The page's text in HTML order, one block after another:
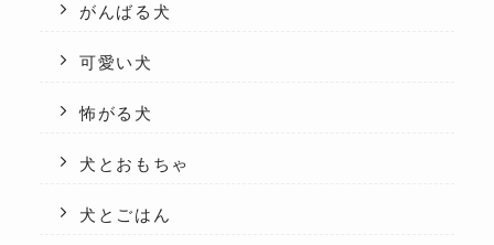
がんばる犬
可愛い犬
怖がる犬
犬とおもちゃ
犬とごはん